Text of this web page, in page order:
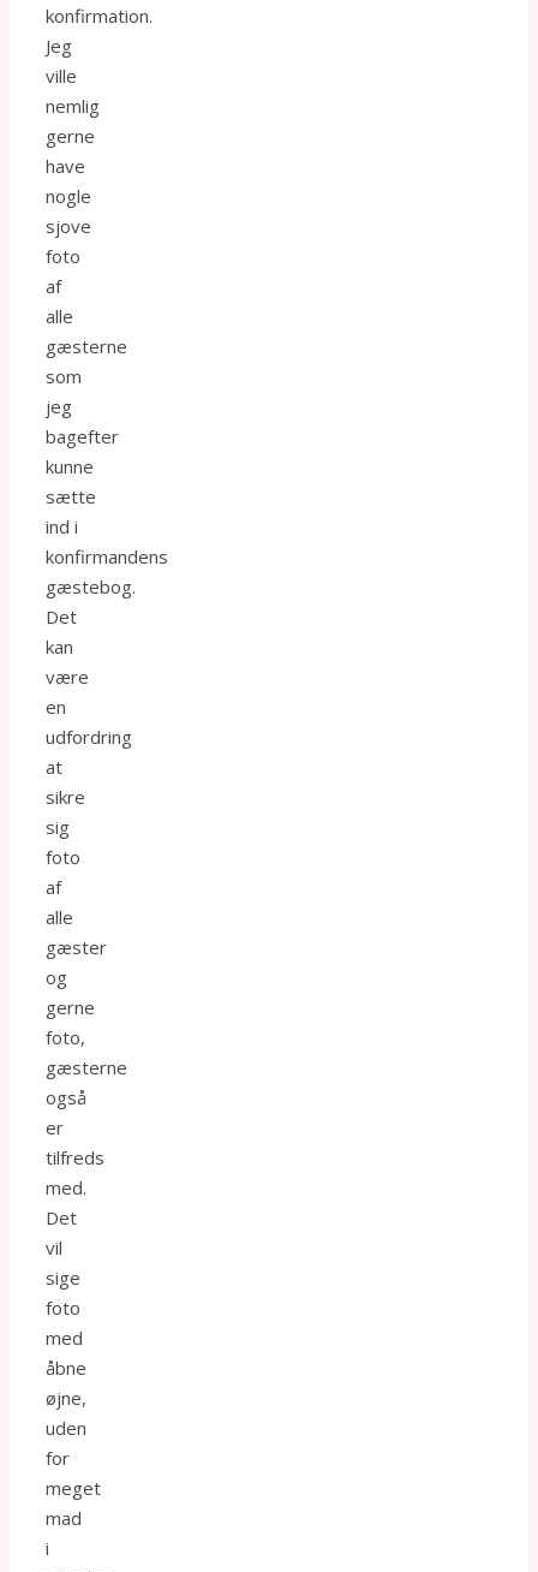
konfirmation.
Jeg
ville
nemlig
gerne
have
nogle
sjove
foto
af
alle
gæsterne
som
jeg
bagefter
kunne
sætte
ind i
konfirmandens
gæstebog.
Det
kan
være
en
udfordring
at
sikre
sig
foto
af
alle
gæster
og
gerne
foto,
gæsterne
også
er
tilfreds
med.
Det
vil
sige
foto
med
åbne
øjne,
uden
for
meget
mad
i